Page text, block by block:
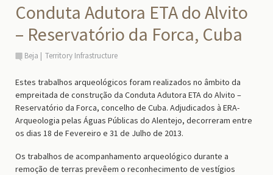
Conduta Adutora ETA do Alvito
– Reservatório da Forca, Cuba
Beja Territory Infrastructure
Estes trabalhos arqueológicos foram realizados no âmbito da
empreitada de construção da Conduta Adutora ETA do Alvito –
Reservatório da Forca, concelho de Cuba. Adjudicados à ERA-
Arqueologia pelas Águas Públicas do Alentejo, decorreram entre
os dias 18 de Fevereiro e 31 de Julho de 2013.
Os trabalhos de acompanhamento arqueológico durante a
remoção de terras prevêem o reconhecimento de vestígios